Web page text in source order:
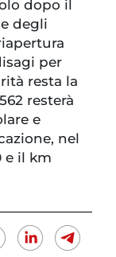
dopo il
degli
per
resta la
resterà
e
nel
e il km